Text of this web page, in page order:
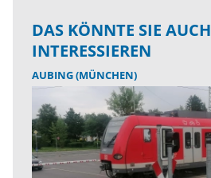
DAS KÖNNTE SIE AUCH
INTERESSIEREN
AUBING (MÜNCHEN)